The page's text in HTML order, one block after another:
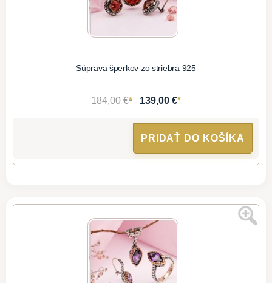
Súprava šperkov zo striebra 925
184,00 €* 139,00 €*
PRIDAŤ DO KOŠÍKA